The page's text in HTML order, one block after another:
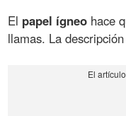
El papel ígneo hace
llamas. La